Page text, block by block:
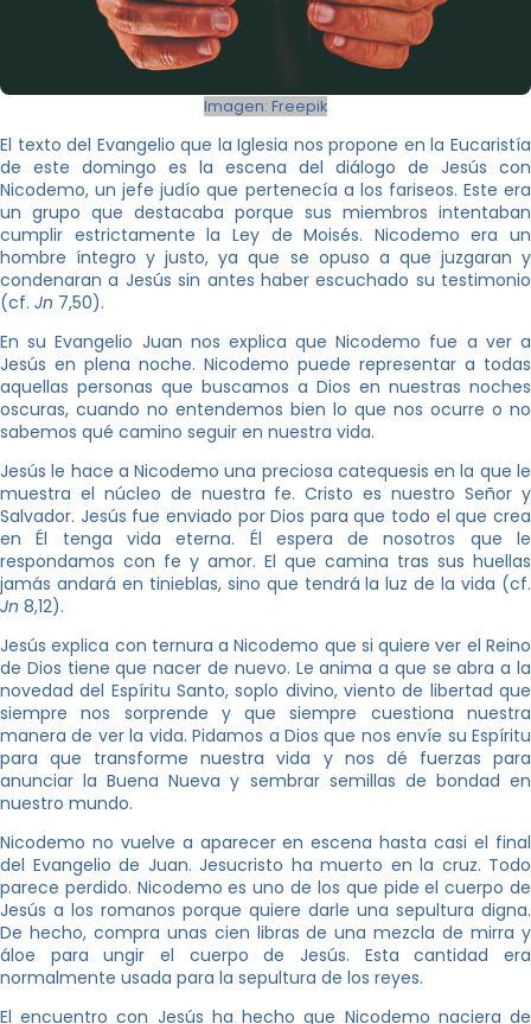
Imagen: Freepik
El texto del Evangelio que la Iglesia nos propone en la Eucaristía
de este domingo es la escena del diálogo de Jesús con
Nicodemo, un jefe judío que pertenecía a los fariseos. Este era
un grupo que destacaba porque sus miembros intentaban
cumplir estrictamente la Ley de Moisés. Nicodemo era un
hombre íntegro y justo, ya que se opuso a que juzgaran y
condenaran a Jesús sin antes haber escuchado su testimonio
(cf. Jn 7,50).
En su Evangelio Juan nos explica que Nicodemo fue a ver a
Jesús en plena noche. Nicodemo puede representar a todas
aquellas personas que buscamos a Dios en nuestras noches
oscuras, cuando no entendemos bien lo que nos ocurre o no
sabemos qué camino seguir en nuestra vida.
Jesús le hace a Nicodemo una preciosa catequesis en la que le
muestra el núcleo de nuestra fe. Cristo es nuestro Señor y
Salvador. Jesús fue enviado por Dios para que todo el que crea
en Él tenga vida eterna. Él espera de nosotros que le
respondamos con fe y amor. El que camina tras sus huellas
jamás andará en tinieblas, sino que tendrá la luz de la vida (cf.
Jn 8,12).
Jesús explica con ternura a Nicodemo que si quiere ver el Reino
de Dios tiene que nacer de nuevo. Le anima a que se abra a la
novedad del Espíritu Santo, soplo divino, viento de libertad que
siempre nos sorprende y que siempre cuestiona nuestra
manera de ver la vida. Pidamos a Dios que nos envíe su Espíritu
para que transforme nuestra vida y nos dé fuerzas para
anunciar la Buena Nueva y sembrar semillas de bondad en
nuestro mundo.
Nicodemo no vuelve a aparecer en escena hasta casi el final
del Evangelio de Juan. Jesucristo ha muerto en la cruz. Todo
parece perdido. Nicodemo es uno de los que pide el cuerpo de
Jesús a los romanos porque quiere darle una sepultura digna.
De hecho, compra unas cien libras de una mezcla de mirra y
áloe para ungir el cuerpo de Jesús. Esta cantidad era
normalmente usada para la sepultura de los reyes.
El encuentro con Jesús ha hecho que Nicodemo naciera de